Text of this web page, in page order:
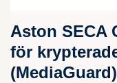
Aston SECA
för
(MediaGuard)